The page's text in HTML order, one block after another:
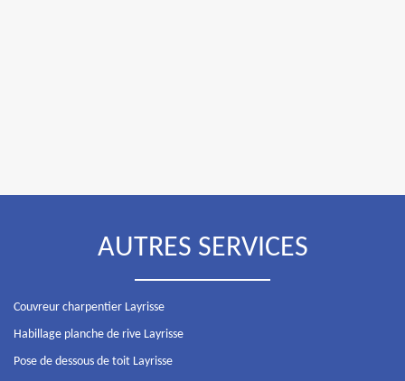
AUTRES SERVICES
Couvreur charpentier Layrisse
Habillage planche de rive Layrisse
Pose de dessous de toit Layrisse